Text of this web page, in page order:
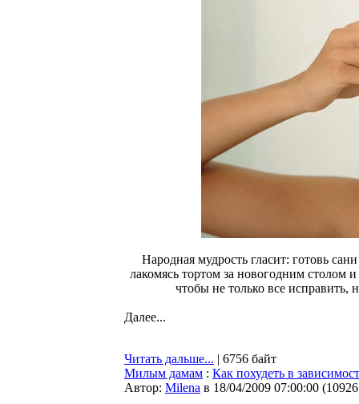
Народная мудрость гласит: готовь
лакомясь тортом за новогодним столом
чтобы не только все исправить,
Далее...
Читать дальше... | 6756 байт
Милым дамам : Как похудеть в
Автор: Milena в 18/04/2009 07:00:00 (